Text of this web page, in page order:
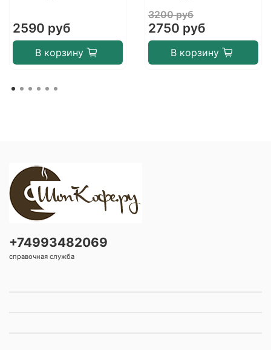
2590 руб
В корзину
3200 руб
2750 руб
В корзину
+74993482069
справочная служба